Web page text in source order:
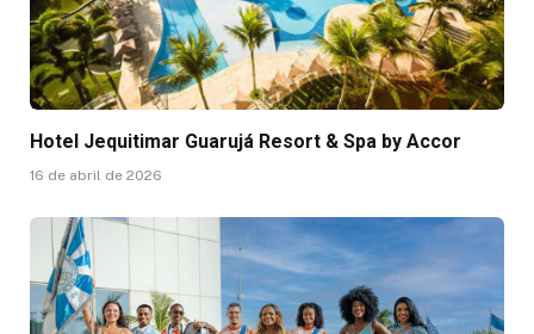
Hotel Jequitimar Guarujá Resort & Spa by Accor
16 de abril de 2026